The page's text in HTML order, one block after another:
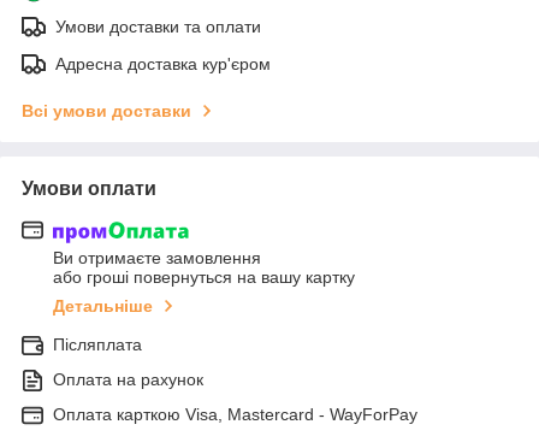
Умови доставки та оплати
Адресна доставка кур'єром
Всі умови доставки
Умови оплати
Ви отримаєте замовлення
або гроші повернуться на вашу картку
Детальніше
Післяплата
Оплата на рахунок
Оплата карткою Visa, Mastercard - WayForPay